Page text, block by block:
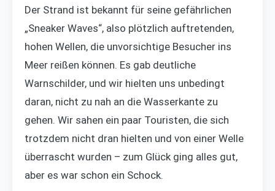
Der Strand ist bekannt für seine gefährlichen
„Sneaker Waves“, also plötzlich auftretenden,
hohen Wellen, die unvorsichtige Besucher ins
Meer reißen können. Es gab deutliche
Warnschilder, und wir hielten uns unbedingt
daran, nicht zu nah an die Wasserkante zu
gehen. Wir sahen ein paar Touristen, die sich
trotzdem nicht dran hielten und von einer Welle
überrascht wurden – zum Glück ging alles gut,
aber es war schon ein Schock.